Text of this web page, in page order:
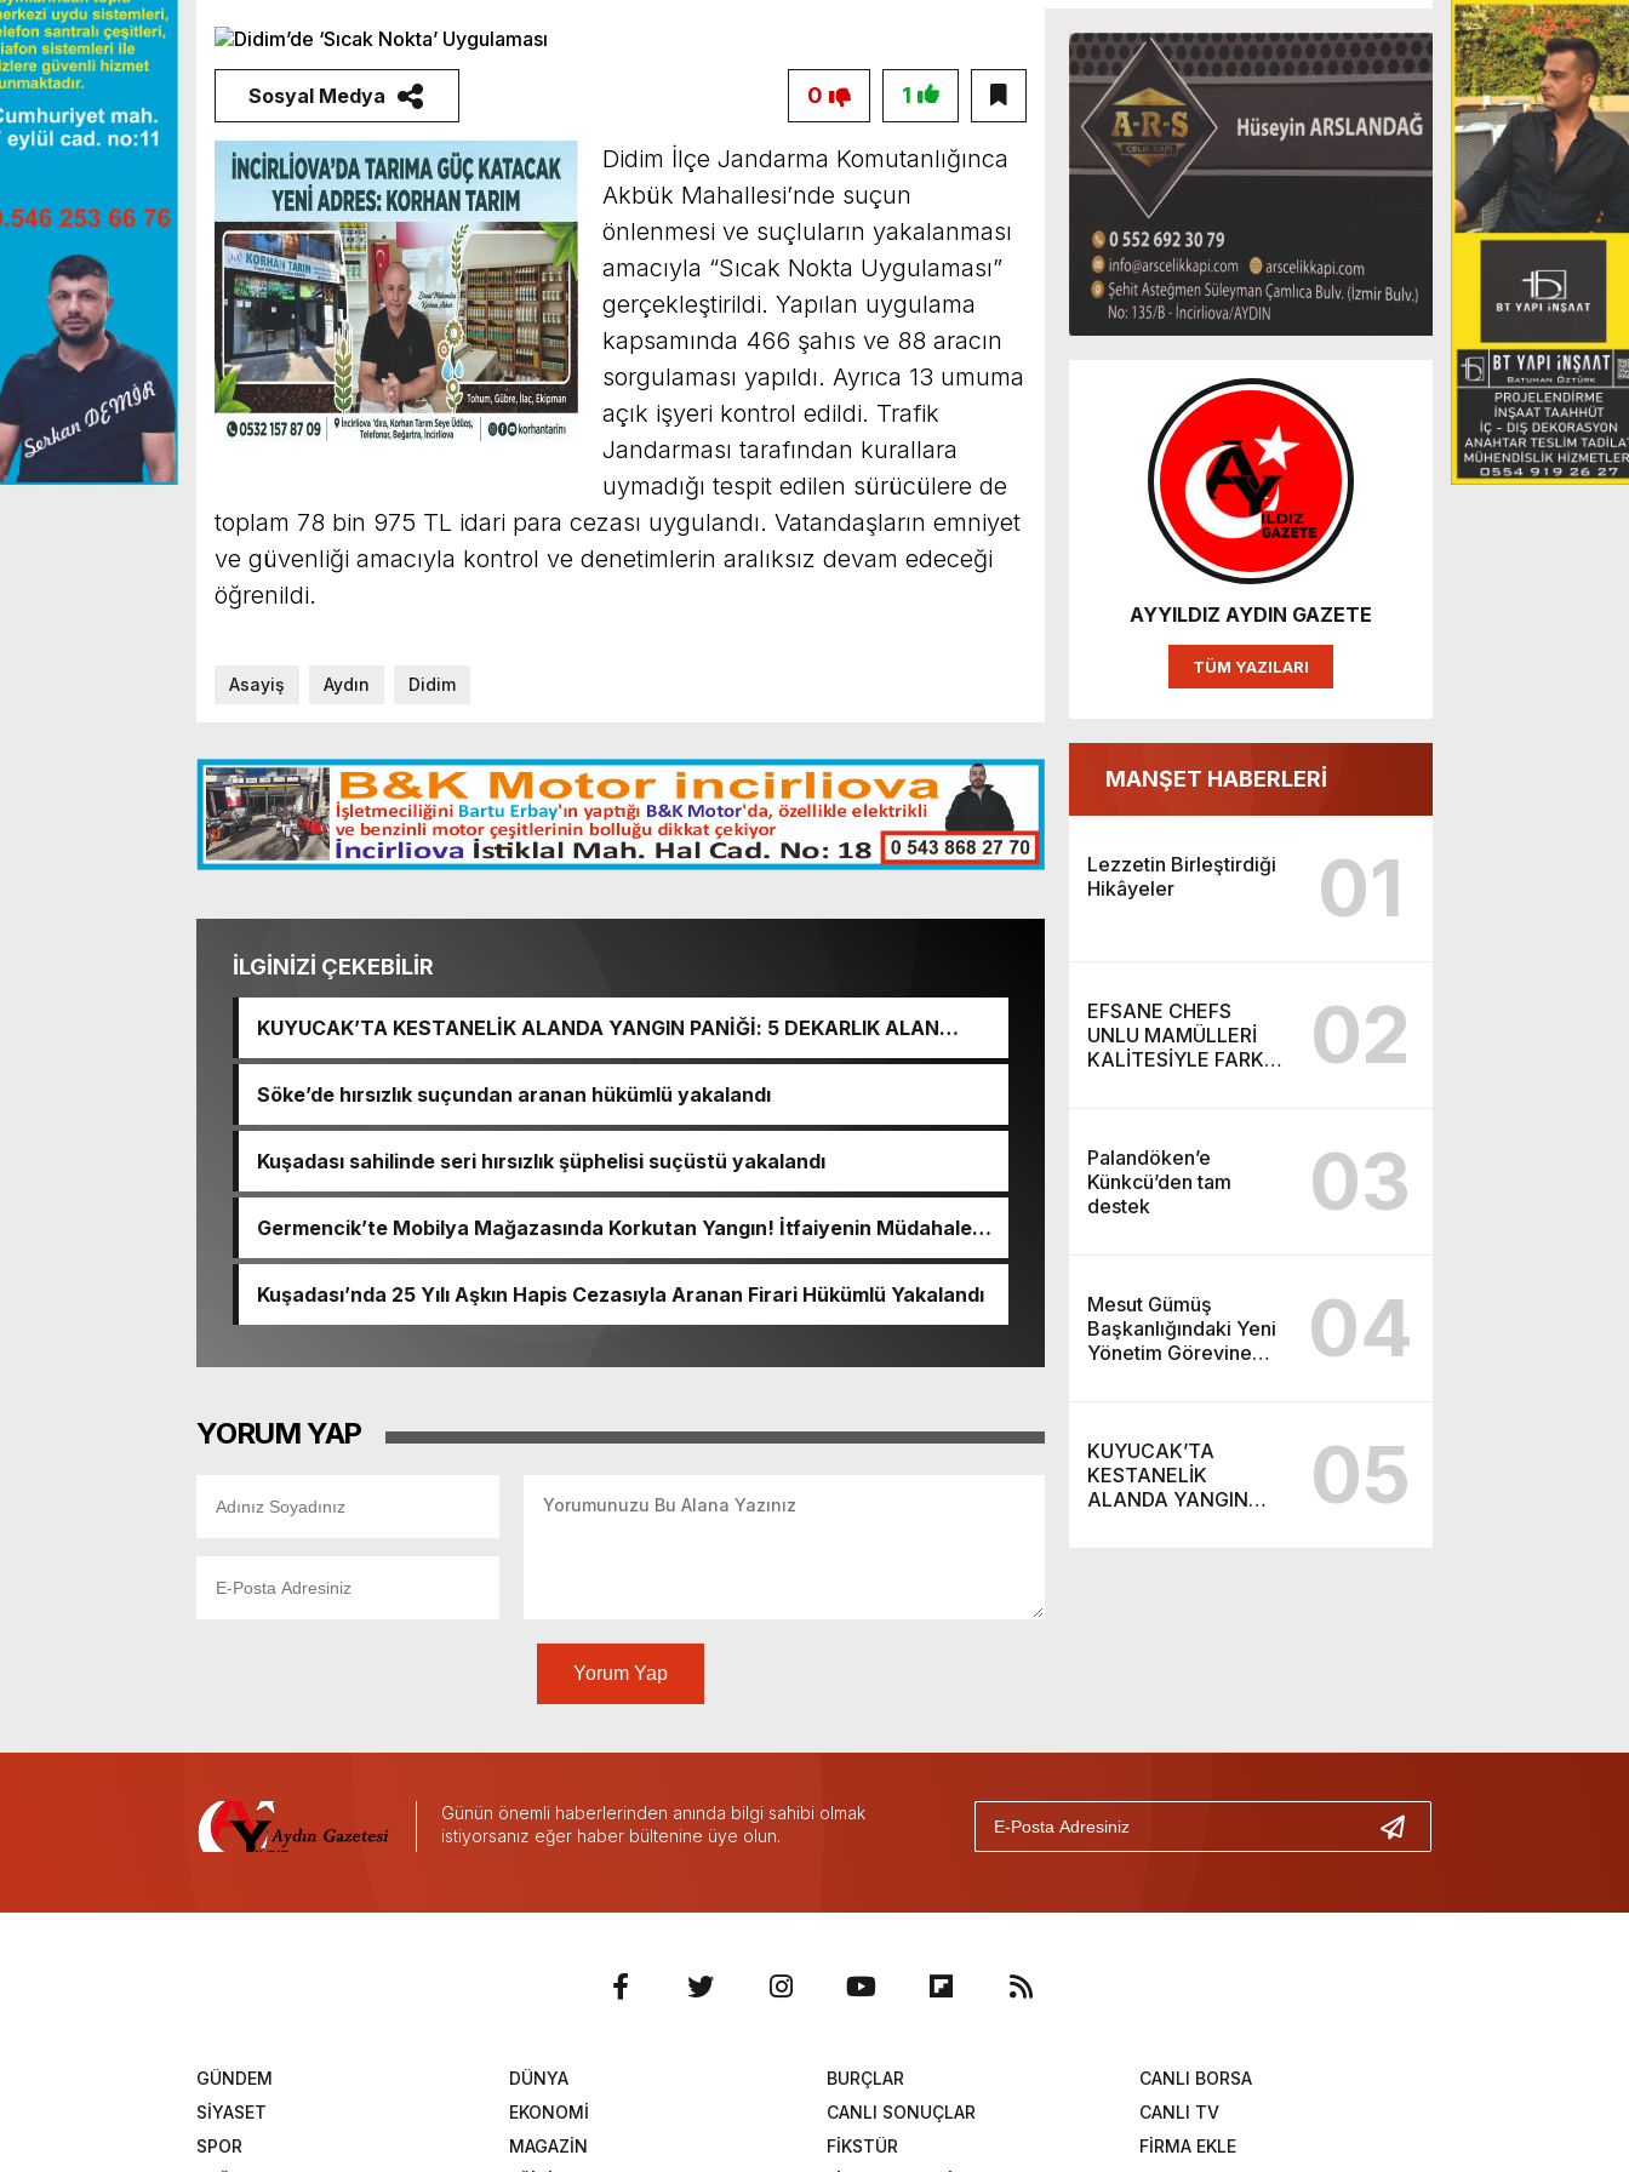
AYYILDIZ AYDIN GAZETE
TÜM YAZILARI
MANŞET HABERLERİ
Lezzetin Birleştirdiği
Hikâyeler
01
EFSANE CHEFS
UNLU MAMÜLLERİ
KALİTESİYLE FARK
02
Palandöken’e
Künkcü’den tam
destek
03
Mesut Gümüş
Başkanlığındaki Yeni
Yönetim Görevine
04
KUYUCAK’TA
KESTANELİK
ALANDA YANGIN
05
Sosyal Medya 1
0
Didim İlçe Jandarma Komutanlığınca
Akbük Mahallesi’nde suçun
önlenmesi ve suçluların yakalanması
amacıyla “Sıcak Nokta Uygulaması”
gerçekleştirildi. Yapılan uygulama
kapsamında 466 şahıs ve 88 aracın
sorgulaması yapıldı. Ayrıca 13 umuma
açık işyeri kontrol edildi. Trafik
Jandarması tarafından kurallara
uymadığı tespit edilen sürücülere de
toplam 78 bin 975 TL idari para cezası uygulandı. Vatandaşların emniyet
ve güvenliği amacıyla kontrol ve denetimlerin aralıksız devam edeceği
öğrenildi.
Asayiş Aydın Didim
İLGİNİZİ ÇEKEBİLİR
KUYUCAK’TA KESTANELİK ALANDA YANGIN PANİĞİ: 5 DEKARLIK ALAN
Söke’de hırsızlık suçundan aranan hükümlü yakalandı
Kuşadası sahilinde seri hırsızlık şüphelisi suçüstü yakalandı
Germencik’te Mobilya Mağazasında Korkutan Yangın! İtfaiyenin Müdahalesi
Kuşadası’nda 25 Yılı Aşkın Hapis Cezasıyla Aranan Firari Hükümlü Yakalandı
YORUM YAP
Yorum Yap
Günün önemli haberlerinden anında bilgi sahibi olmak
istiyorsanız eğer haber bültenine üye olun.
GÜNDEM
DÜNYA
SİYASET
EKONOMİ
SPOR
MAGAZİN
BURÇLAR
CANLI BORSA
CANLI SONUÇLAR
CANLI TV
FİKSTÜR
FİRMA EKLE